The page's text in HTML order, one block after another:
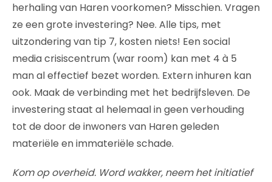
herhaling van Haren voorkomen? Misschien. Vragen
ze een grote investering? Nee. Alle tips, met
uitzondering van tip 7, kosten niets! Een social
media crisiscentrum (war room) kan met 4 à 5
man al effectief bezet worden. Extern inhuren kan
ook. Maak de verbinding met het bedrijfsleven. De
investering staat al helemaal in geen verhouding
tot de door de inwoners van Haren geleden
materiële en immateriële schade.
Kom op overheid. Word wakker, neem het initiatief